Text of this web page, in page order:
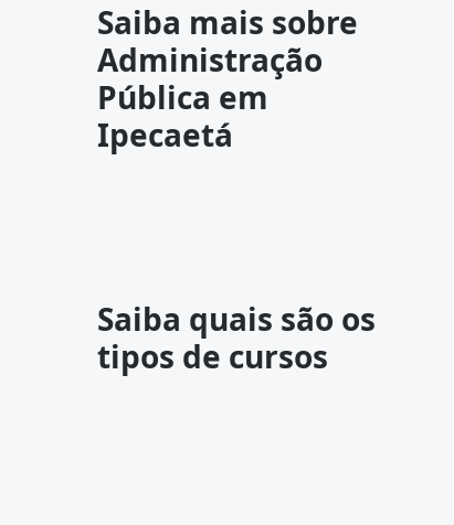
Saiba mais sobre
Administração
Pública em
Ipecaetá
Saiba quais são os
tipos de cursos